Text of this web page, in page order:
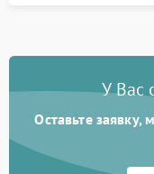
У Вас
Оставьте